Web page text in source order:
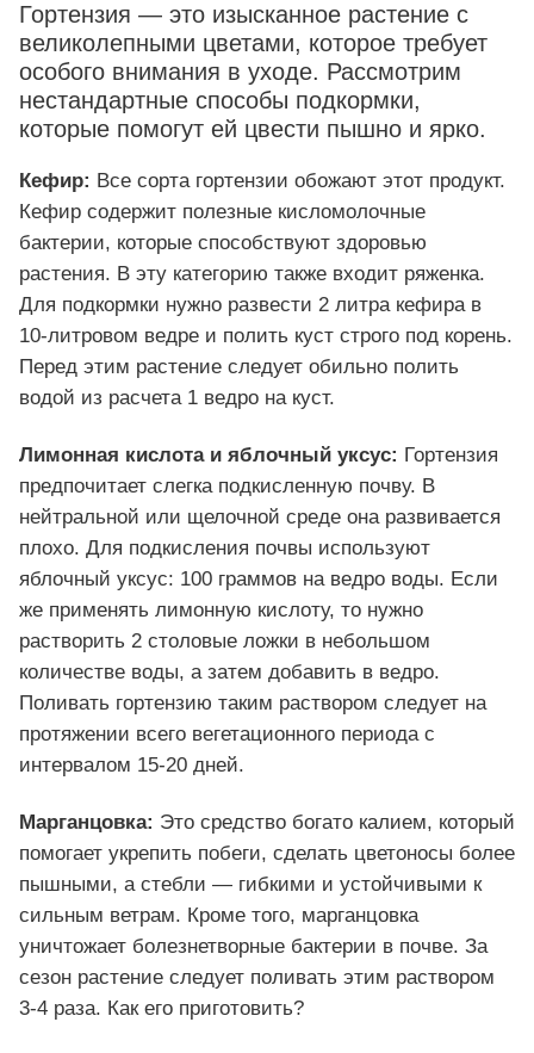
Гортензия — это изысканное растение с
великолепными цветами, которое требует
особого внимания в уходе. Рассмотрим
нестандартные способы подкормки,
которые помогут ей цвести пышно и ярко.
Кефир: Все сорта гортензии обожают этот продукт.
Кефир содержит полезные кисломолочные
бактерии, которые способствуют здоровью
растения. В эту категорию также входит ряженка.
Для подкормки нужно развести 2 литра кефира в
10-литровом ведре и полить куст строго под корень.
Перед этим растение следует обильно полить
водой из расчета 1 ведро на куст.
Лимонная кислота и яблочный уксус: Гортензия
предпочитает слегка подкисленную почву. В
нейтральной или щелочной среде она развивается
плохо. Для подкисления почвы используют
яблочный уксус: 100 граммов на ведро воды. Если
же применять лимонную кислоту, то нужно
растворить 2 столовые ложки в небольшом
количестве воды, а затем добавить в ведро.
Поливать гортензию таким раствором следует на
протяжении всего вегетационного периода с
интервалом 15-20 дней.
Марганцовка: Это средство богато калием, который
помогает укрепить побеги, сделать цветоносы более
пышными, а стебли — гибкими и устойчивыми к
сильным ветрам. Кроме того, марганцовка
уничтожает болезнетворные бактерии в почве. За
сезон растение следует поливать этим раствором
3-4 раза. Как его приготовить?